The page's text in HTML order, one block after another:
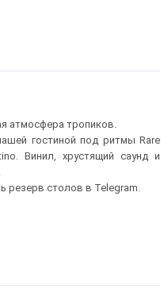
атмосфера тропиков.
гостиной под ритмы Rare
Винил, хрустящий саунд и
резерв столов в Telegram.